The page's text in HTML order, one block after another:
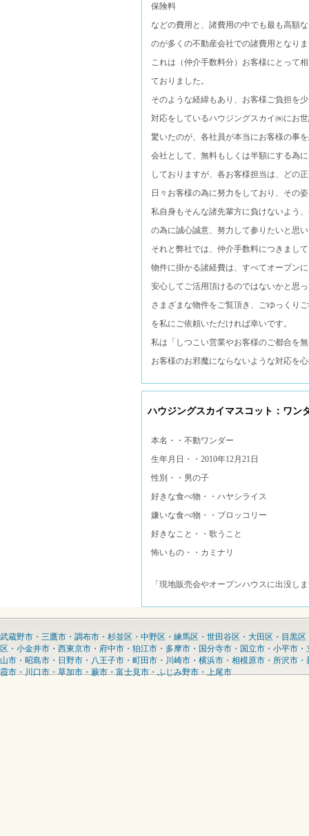
保険料
などの費用と、諸費用の中でも最も高額
のが多くの不動産会社での諸費用となり
これは（仲介手数料分）お客様にとって
ておりました。
そのような経緯もあり、お客様ご負担を
対応をしているハウジングスカイ㈱にお
驚いたのが、各社員が本当にお客様の事
会社として、無料もしくは半額にする為
しておりますが、各お客様担当は、どの
日々お客様の為に努力をしており、その
私自身もそんな諸先輩方に負けないよう
の為に誠心誠意、努力して参りたいと思
それと弊社では、仲介手数料につきまし
物件に掛かる諸経費は、すべてオープン
安心してご活用頂けるのではないかと思
さまざまな物件をご覧頂き、ごゆっくり
を私にご依頼いただければ幸いです。
私は「しつこい営業やお客様のご都合を
お客様のお邪魔にならないような対応を
ハウジングスカイマスコット：ワン
本名・・不動ワンダー
生年月日・・2010年12月21日
性別・・男の子
好きな食べ物・・ハヤシライス
嫌いな食べ物・・ブロッコリー
好きなこと・・歌うこと
怖いもの・・カミナリ
「現地販売会やオープンハウスに出没し
武蔵野市・三鷹市・調布市・杉並区・中野区・練馬区・世田谷区・大田区・目黒
区・小金井市・西東京市・府中市・狛江市・多摩市・国分寺市・国立市・小平市
山市・昭島市・日野市・八王子市・町田市・川崎市・横浜市・相模原市・所沢市
霞市・川口市・草加市・蕨市・富士見市・ふじみ野市・上尾市